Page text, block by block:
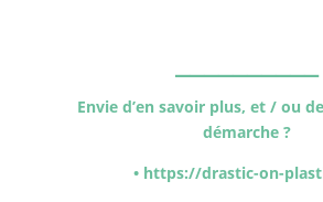
Envie d’en savoir plus, et / ou
démarche ?
• https://drastic-on-